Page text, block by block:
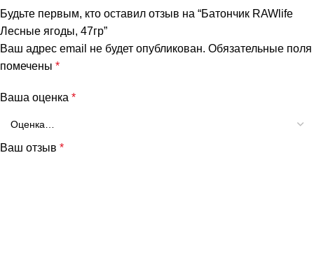
Будьте первым, кто оставил отзыв на “Батончик RAWlife
Лесные ягоды, 47гр”
Ваш адрес email не будет опубликован. Обязательные поля
помечены *
Ваша оценка *
Ваш отзыв *